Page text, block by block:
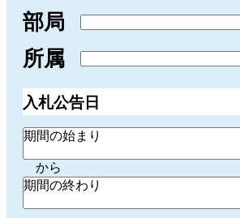
部局
所属
入札公告日
期間の始まり
から
期間の終わり